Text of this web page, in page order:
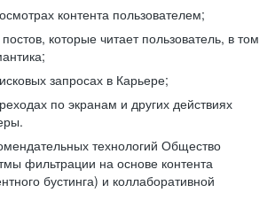
контента пользователем;
которые читает пользователь, в том
запросах в Карьере;
по экранам и других действиях
технологий Общество
фильтрации на основе контента
бустинга) и коллаборативной